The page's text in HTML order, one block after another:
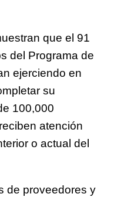
que el 91
del Programa de
ejerciendo en
su
100,000
atención
o actual del
de proveedores y